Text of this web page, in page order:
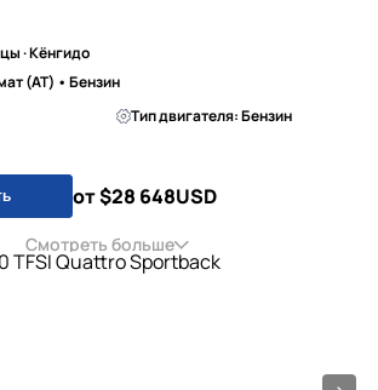
· Кёнгидо
(AT) • Бензин
Тип двигателя: Бензин
от $28 648USD
Смотреть больше